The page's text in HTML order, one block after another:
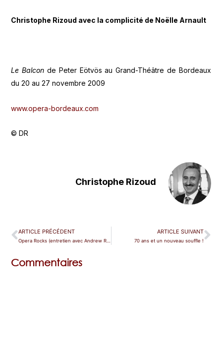
Christophe Rizoud avec la complicité de Noëlle Arnault
Le Balcon de Peter Eötvös au Grand-Théâtre de Bordeaux
du 20 au 27 novembre 2009
www.opera-bordeaux.com
© DR
Christophe Rizoud
ARTICLE PRÉCÉDENT ARTICLE SUIVANT
70 ans et un nouveau souffle !
Commentaires